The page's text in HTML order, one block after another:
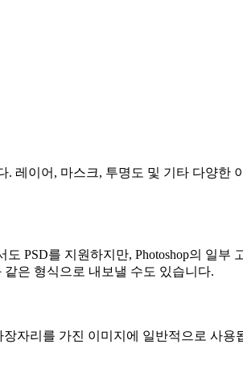
. 레이어, 마스크, 투명도 및 기타 다양한
PSD를 지원하지만, Photoshop의 일부
은 형식으로 내보낼 수도 있습니다.
자리를 가진 이미지에 일반적으로 사용